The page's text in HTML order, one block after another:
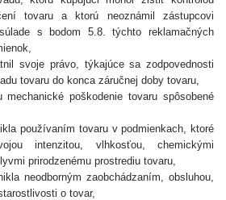
tovaru a ktorú neoznámil zástupcovi
s bodom 5.8. týchto reklamačných
svoje právo, týkajúce sa zodpovednosti
tovaru do konca záručnej doby tovaru,
poškodenie tovaru spôsobené
používaním tovaru v podmienkach, ktoré
intenzitou, vlhkosťou, chemickými
prirodzenému prostrediu tovaru,
neodborným zaobchádzaním, obsluhou,
o tovar,